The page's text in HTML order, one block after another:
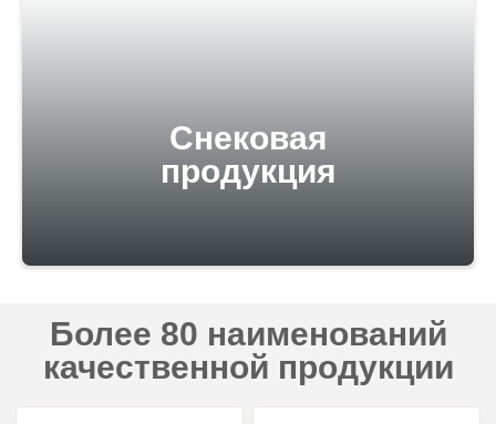
Снековая
продукция
Более 80 наименований
качественной продукции